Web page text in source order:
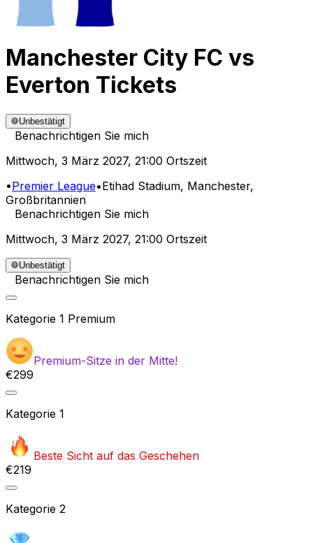
Manchester City FC vs
Everton Tickets
Unbestätigt
Benachrichtigen Sie mich
Mittwoch, 3 März 2027, 21:00 Ortszeit
•Premier League•Etihad Stadium, Manchester,
Großbritannien
Benachrichtigen Sie mich
Mittwoch, 3 März 2027, 21:00 Ortszeit
Unbestätigt
Benachrichtigen Sie mich
Kategorie 1 Premium
Premium-Sitze in der Mitte!
€299
Kategorie 1
Beste Sicht auf das Geschehen
€219
Kategorie 2